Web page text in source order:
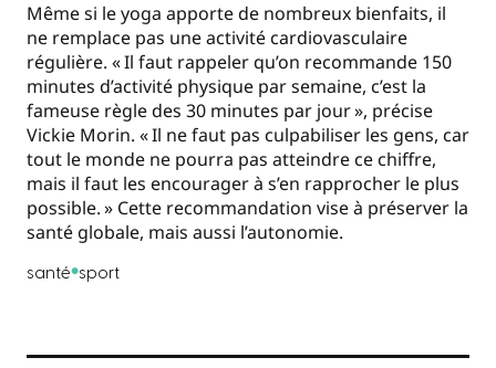
Même si le yoga apporte de nombreux bienfaits, il
ne remplace pas une activité cardiovasculaire
régulière. «Il faut rappeler qu’on recommande 150
minutes d’activité physique par semaine, c’est la
fameuse règle des 30 minutes par jour», précise
Vickie Morin. «Il ne faut pas culpabiliser les gens, car
tout le monde ne pourra pas atteindre ce chiffre,
mais il faut les encourager à s’en rapprocher le plus
possible.» Cette recommandation vise à préserver la
santé globale, mais aussi l’autonomie.
santé sport